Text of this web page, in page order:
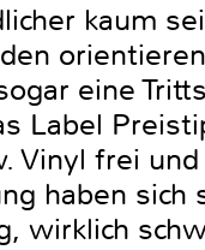
kaum
eine
Label
Vinyl frei
haben sich
wirklich